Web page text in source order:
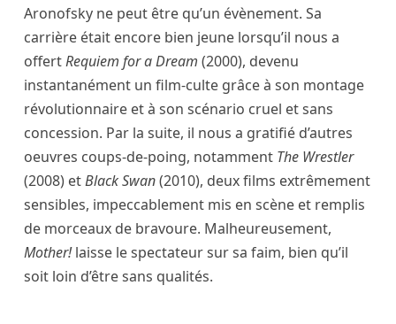
Aronofsky ne peut être qu’un évènement. Sa
carrière était encore bien jeune lorsqu’il nous a
offertRequiem for a Dream(2000), devenu
instantanément un film-culte grâce à son montage
révolutionnaire et à son scénario cruel et sans
concession. Par la suite, il nous a gratifié d’autres
oeuvres coups-de-poing, notamment The Wrestler
(2008) etBlack Swan(2010), deux films extrêmement
sensibles, impeccablement mis en scène et remplis
de morceaux de bravoure. Malheureusement,
Mother!laisse le spectateur sur sa faim, bien qu’il
soit loin d’être sans qualités.